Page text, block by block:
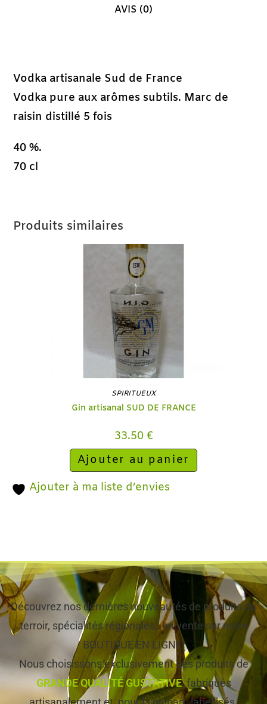
AVIS (0)
Vodka artisanale Sud de France
Vodka pure aux arômes subtils. Marc de
raisin distillé 5 fois
40 %.
70 cl
Produits similaires
SPIRITUEUX
Gin artisanal SUD DE FRANCE
33.50 €
Ajouter au panier
Ajouter à ma liste d’envies
Découvrez nos dernières nouveautés de produits du
terroir, spécialités régionales…en vente sur notre
BOUTIQUE EN LIGNE!
Nous choisissons exclusivement des produits de
GRANDE QUALITÉ GUSTATIVE, fabriqués